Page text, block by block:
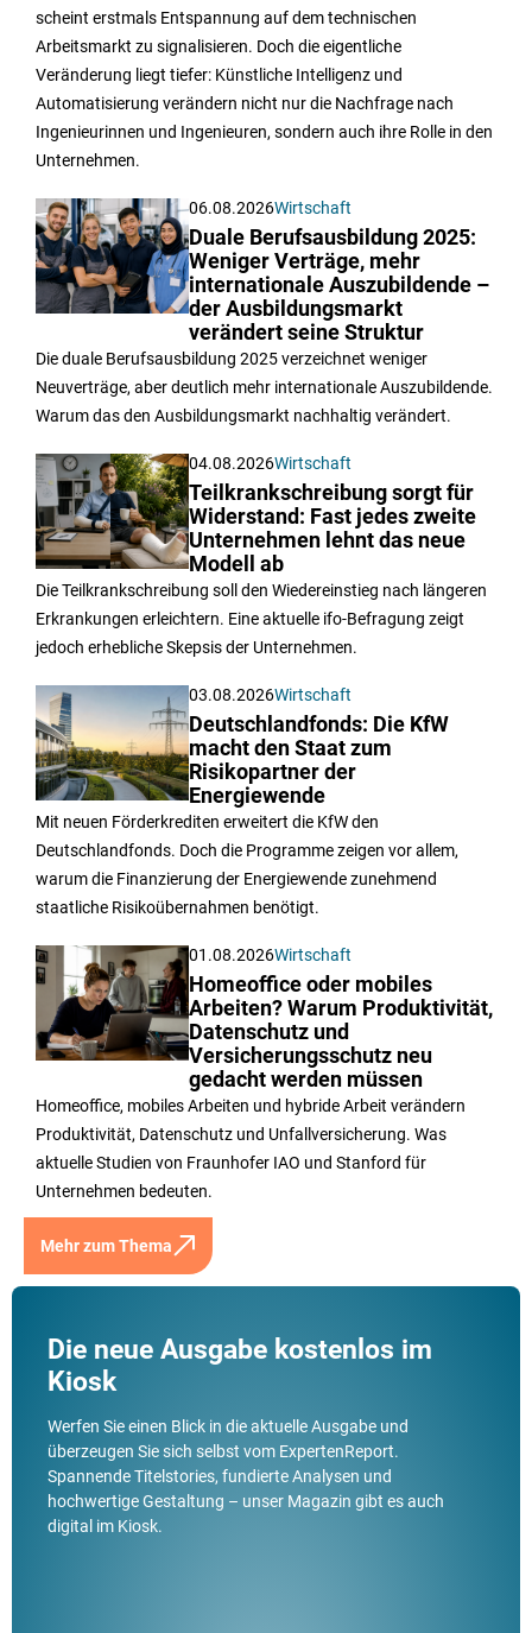
scheint erstmals Entspannung auf dem technischen
Arbeitsmarkt zu signalisieren. Doch die eigentliche
Veränderung liegt tiefer: Künstliche Intelligenz und
Automatisierung verändern nicht nur die Nachfrage nach
Ingenieurinnen und Ingenieuren, sondern auch ihre Rolle in den
Unternehmen.
06.08.2026Wirtschaft
Duale Berufsausbildung 2025:
Weniger Verträge, mehr
internationale Auszubildende –
der Ausbildungsmarkt
verändert seine Struktur
Die duale Berufsausbildung 2025 verzeichnet weniger
Neuverträge, aber deutlich mehr internationale Auszubildende.
Warum das den Ausbildungsmarkt nachhaltig verändert.
04.08.2026Wirtschaft
Teilkrankschreibung sorgt für
Widerstand: Fast jedes zweite
Unternehmen lehnt das neue
Modell ab
Die Teilkrankschreibung soll den Wiedereinstieg nach längeren
Erkrankungen erleichtern. Eine aktuelle ifo-Befragung zeigt
jedoch erhebliche Skepsis der Unternehmen.
03.08.2026Wirtschaft
Deutschlandfonds: Die KfW
macht den Staat zum
Risikopartner der
Energiewende
Mit neuen Förderkrediten erweitert die KfW den
Deutschlandfonds. Doch die Programme zeigen vor allem,
warum die Finanzierung der Energiewende zunehmend
staatliche Risikoübernahmen benötigt.
01.08.2026Wirtschaft
Homeoffice oder mobiles
Arbeiten? Warum Produktivität,
Datenschutz und
Versicherungsschutz neu
gedacht werden müssen
Homeoffice, mobiles Arbeiten und hybride Arbeit verändern
Produktivität, Datenschutz und Unfallversicherung. Was
aktuelle Studien von Fraunhofer IAO und Stanford für
Unternehmen bedeuten.
Mehr zum Thema
Die neue Ausgabe kostenlos im
Kiosk
Werfen Sie einen Blick in die aktuelle Ausgabe und
überzeugen Sie sich selbst vom ExpertenReport.
Spannende Titelstories, fundierte Analysen und
hochwertige Gestaltung – unser Magazin gibt es auch
digital im Kiosk.